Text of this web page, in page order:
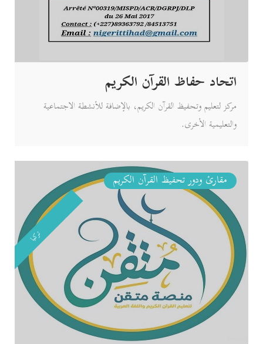
اتحاد حفاظ القرآن الكريم
مركز لتعليم وتحفيظ القرآن الكريم، بالإضافة للأنشطة الاجتماعية
والتعليمية الأخرى.
مقارئ ودور تحفيظ القرآن الكريم
تركيا